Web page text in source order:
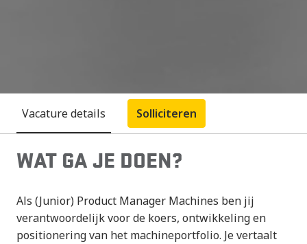
Vacature details Solliciteren
WAT GA JE DOEN?
Als (Junior) Product Manager Machines ben jij
verantwoordelijk voor de koers, ontwikkeling en
positionering van het machineportfolio. Je vertaalt